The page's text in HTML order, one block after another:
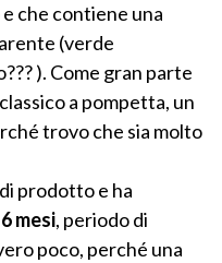
che contiene una
(verde
). Come gran parte
a pompetta, un
trovo che sia molto
di prodotto e ha
mesi, periodo di
poco, perché una